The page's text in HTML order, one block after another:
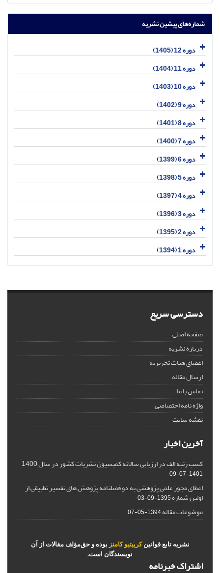
شماره‌های پیشین نشریه
دوره 12 (1405)
دوره 11 (1404)
دوره 10 (1403)
دوره 9 (1402)
دوره 8 (1401)
دوره 7 (1400)
دوره 6 (1399)
دوره 5 (1398)
دوره 4 (1397)
دوره 3 (1396)
دوره 2 (1395)
دوره 1 (1394)
دسترسی سریع
صفحه اصلی
درباره نشریه
اعضای هیات تحریریه
ارسال مقاله
تماس با ما
واژه نامه اختصاصی
نقشه سایت
آخرین اخبار
کسب رتبه الف در ارزیابی سالانه کمیسیون نشریات کشور در سال 1400
1401-07-09
اعطای مجوز علمی پژوهشی به دو فصلنامه پژوهش های تفسیر تطبیقی از
اولین شماره1395-09-03
موضوعات مقاله1394-05-07
نشریه تابع قوانین کرییتیو کامنز بوده و حق‌مؤلف مقالات از آن
نویسندگان است.
اشتراک خبرنامه